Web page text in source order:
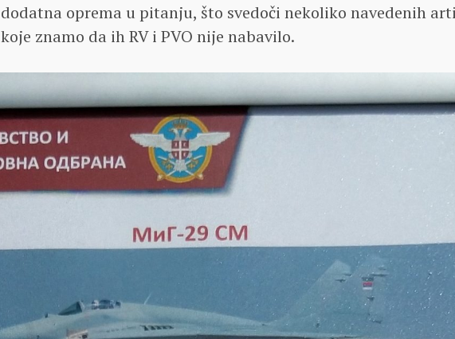
dodatna oprema u pitanju, što svedoči nekoliko navedenih
koje znamo da ih RV i PVO nije nabavilo.